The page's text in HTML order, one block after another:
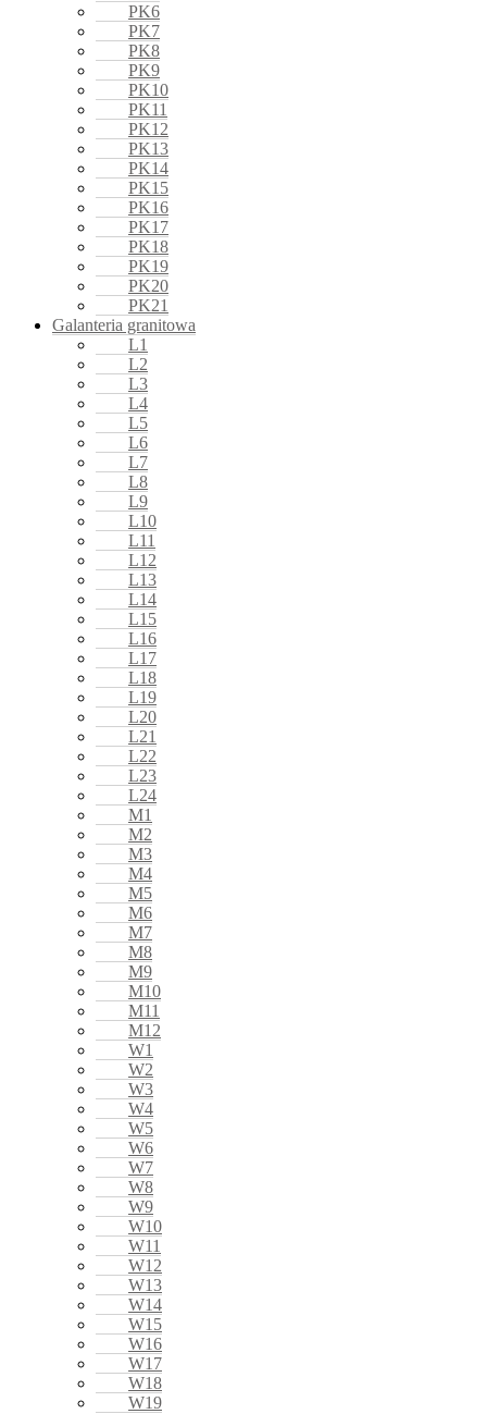
PK6
PK7
PK8
PK9
PK10
PK11
PK12
PK13
PK14
PK15
PK16
PK17
PK18
PK19
PK20
PK21
Galanteria granitowa
L1
L2
L3
L4
L5
L6
L7
L8
L9
L10
L11
L12
L13
L14
L15
L16
L17
L18
L19
L20
L21
L22
L23
L24
M1
M2
M3
M4
M5
M6
M7
M8
M9
M10
M11
M12
W1
W2
W3
W4
W5
W6
W7
W8
W9
W10
W11
W12
W13
W14
W15
W16
W17
W18
W19